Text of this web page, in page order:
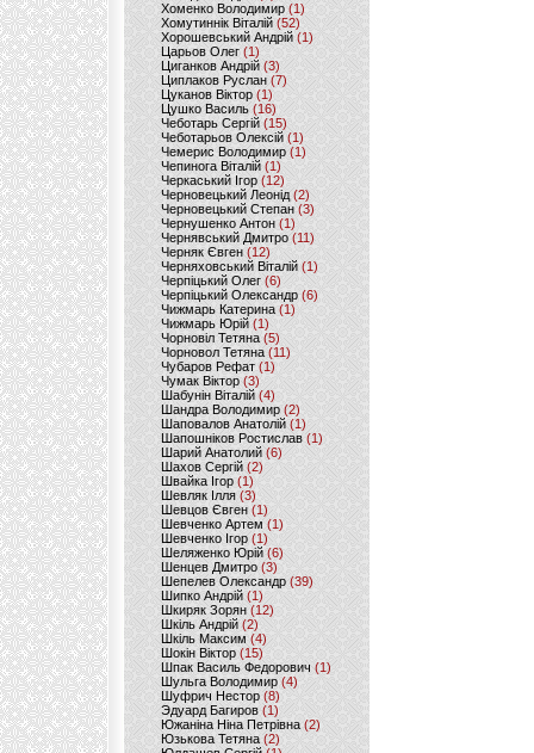
Хоменко Володимир (1)
Хомутиннік Віталій (52)
Хорошевський Андрій (1)
Царьов Олег (1)
Циганков Андрій (3)
Циплаков Руслан(7)
Цуканов Віктор (1)
Цушко Василь (16)
Чеботарь Сергій (15)
Чеботарьов Олексій (1)
Чемерис Володимир (1)
Чепинога Віталій (1)
Черкаський Ігор (12)
Черновецький Леонід(2)
Черновецький Степан (3)
Чернушенко Антон (1)
Чернявський Дмитро(11)
Черняк Євген(12)
Черняховський Віталій (1)
Черпіцький Олег (6)
Черпіцький Олександр (6)
Чижмарь Катерина (1)
Чижмарь Юрій (1)
Чорновіл Тетяна (5)
Чорновол Тетяна (11)
Чубаров Рефат (1)
Чумак Віктор(3)
Шабунін Віталій (4)
Шандра Володимир (2)
Шаповалов Анатолій(1)
Шапошніков Ростислав(1)
Шарий Анатолий(6)
Шахов Сергій(2)
Швайка Ігор (1)
Шевляк Ілля (3)
Шевцов Євген (1)
Шевченко Артем(1)
Шевченко Ігор(1)
Шеляженко Юрій (6)
Шенцев Дмитро (3)
Шепелев Олександр (39)
Шипко Андрій(1)
Шкиряк Зорян(12)
Шкіль Андрій(2)
Шкіль Максим (4)
Шокін Віктор (15)
Шпак Василь Федорович (1)
Шульга Володимир (4)
Шуфрич Нестор(8)
Эдуард Багиров (1)
Южаніна Ніна Петрівна (2)
Юзькова Тетяна(2)